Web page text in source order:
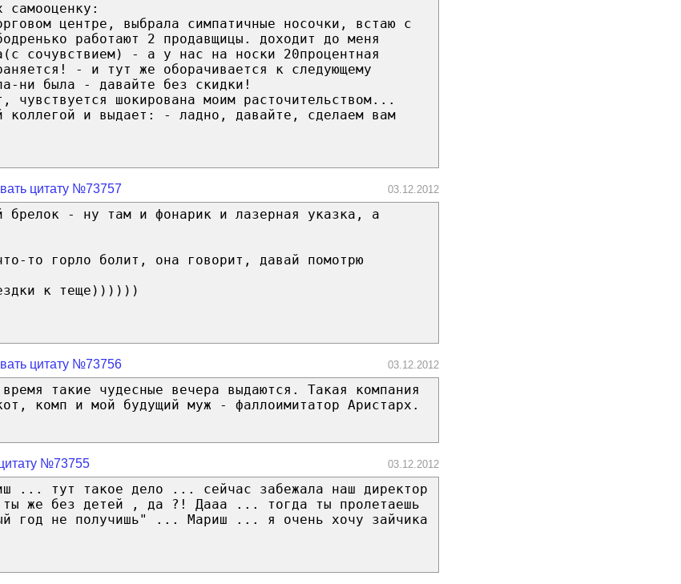
самооценку:
центре, выбрала симпатичные носочки, встаю с
работают 2 продавщицы. доходит до меня
сочувствием) - а у нас на носки 20процентная
- и тут же оборачивается к следующему
ни была - давайте без скидки!
чувствуется шокирована моим расточительством...
коллегой и выдает: - ладно, давайте, сделаем вам
цитату №73757 03.12.2012
брелок - ну там и фонарик и лазерная указка, а
то горло болит, она говорит, давай помотрю
к теще))))))
цитату №73756 03.12.2012
такие чудесные вечера выдаются. Такая компания
комп и мой будущий муж - фаллоимитатор Аристарх.
№73755 03.12.2012
тут такое дело ... сейчас забежала наш директор
же без детей , да ?! Дааа ... тогда ты пролетаешь
год не получишь" ... Мариш ... я очень хочу зайчика